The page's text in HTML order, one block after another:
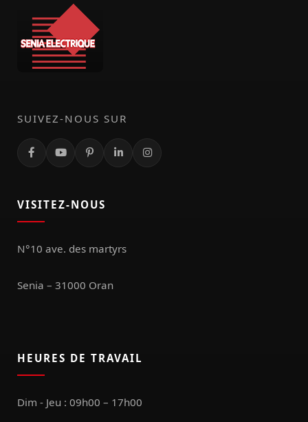
SUIVEZ-NOUS SUR
VISITEZ-NOUS
N°10 ave. des martyrs
Senia – 31000 Oran
HEURES DE TRAVAIL
Dim - Jeu : 09h00 – 17h00